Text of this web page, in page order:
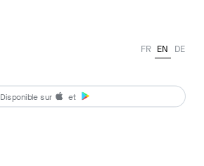
Disponible sur et
FR EN DE